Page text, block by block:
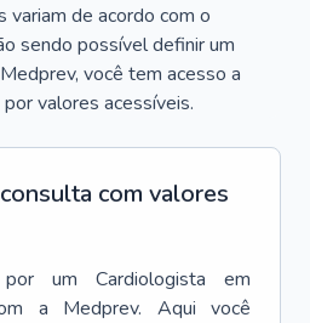
variam de acordo com o
sendo possível definir um
você tem acesso a
valores acessíveis.
com valores
um Cardiologista
em
a Medprev. Aqui você